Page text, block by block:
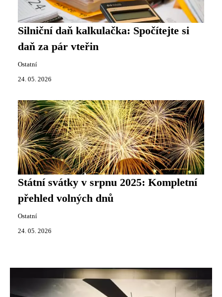
Silniční daň kalkulačka: Spočítejte si
daň za pár vteřin
Ostatní
24. 05. 2026
Státní svátky v srpnu 2025: Kompletní
přehled volných dnů
Ostatní
24. 05. 2026